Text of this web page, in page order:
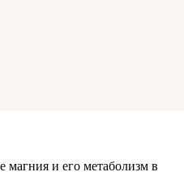
магния и его метаболизм в